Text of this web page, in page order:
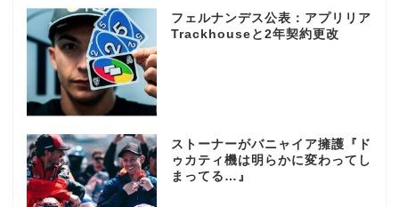
フェルナンデス公表：アプリリア
Trackhouseと2年契約更改
ストーナーがバニャイア擁護『ド
ゥカティ機は明らかに変わってし
まってる…』